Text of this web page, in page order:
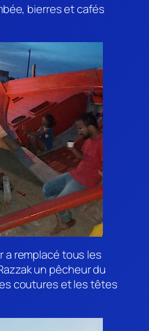
bierres et cafés
a remplacé tous les
un pêcheur du
coutures et les têtes